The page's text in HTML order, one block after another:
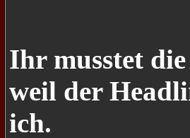
Ihr musstet
weil der
ich.